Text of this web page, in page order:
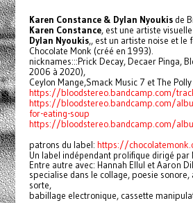
Karen Constance & Dylan Nyoukisde
Karen Constance, est une artiste
Dylan Nyoukis,, est un artiste noise et le
Chocolate Monk (créé en 1993).
nicknames:::Prick Decay, Decaer Pinga,
2006 à 2020),
Ceylon Mange,Smack Music 7 et The
https://bloodstereo.bandcamp.com/
https://bloodstereo.bandcamp.com/
for-eating-soup
https://bloodstereo.bandcamp.com/
patrons du label: https://
Un label indépendant prolifique dirigé par
Entre autre avec: Hannah Ellul et Aaron
specialise dans le collage, poesie
sorte,
babillage electronique, cassette